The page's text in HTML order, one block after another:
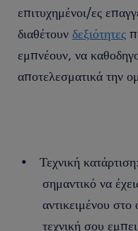
επιτυχημένοι/ες
διαθέτουν δεξιότητες
εμπνέουν, να
αποτελεσματικά την
Τεχνική
σημαντικό να
αντικειμένου
τεχνική σου